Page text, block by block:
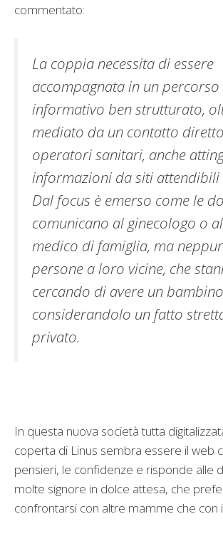
commentato:
La coppia necessita di essere
accompagnata in un percorso
informativo ben strutturato,
mediato da un contatto
operatori sanitari, anche
informazioni da siti attendibili
Dal focus è emerso come le
comunicano al ginecologo o
medico di famiglia, ma
persone a loro vicine, che
cercando di avere un
considerandolo un fatto
privato.
In questa nuova società tutta
coperta di Linus sembra essere il web
pensieri, le confidenze e risponde alle
molte signore in dolce attesa, che
confrontarsi con altre mamme che con